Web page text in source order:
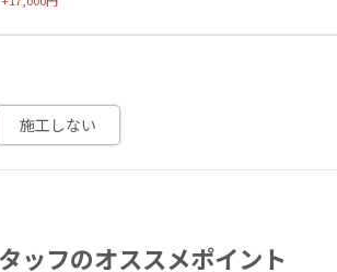
施工しない
ッフのオススメポイント